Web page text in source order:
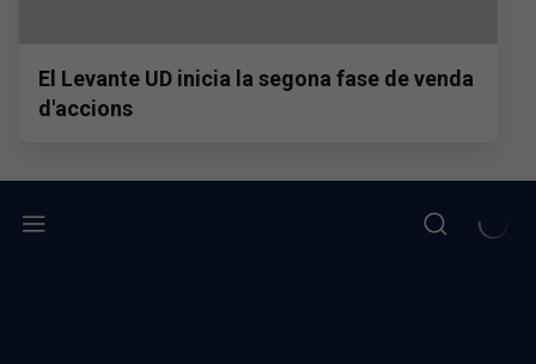
El Levante UD inicia la segona fase de venda
d'accions